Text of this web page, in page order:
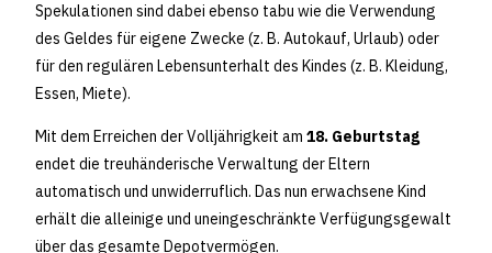
Spekulationen sind dabei ebenso tabu wie die Verwendung
des Geldes für eigene Zwecke (z. B. Autokauf, Urlaub) oder
für den regulären Lebensunterhalt des Kindes (z. B. Kleidung,
Essen, Miete).
Mit dem Erreichen der Volljährigkeit am 18. Geburtstag
endet die treuhänderische Verwaltung der Eltern
automatisch und unwiderruflich. Das nun erwachsene Kind
erhält die alleinige und uneingeschränkte Verfügungsgewalt
über das gesamte Depotvermögen.